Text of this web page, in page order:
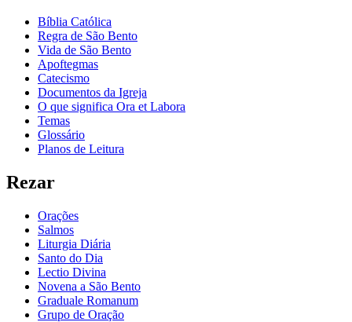
Bíblia Católica
Regra de São Bento
Vida de São Bento
Apoftegmas
Catecismo
Documentos da Igreja
O que significa Ora et Labora
Temas
Glossário
Planos de Leitura
Rezar
Orações
Salmos
Liturgia Diária
Santo do Dia
Lectio Divina
Novena a São Bento
Graduale Romanum
Grupo de Oração